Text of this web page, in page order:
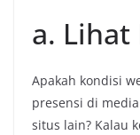
a. Lihat
Apakah kondisi
presensi di
situs lain? Kalau